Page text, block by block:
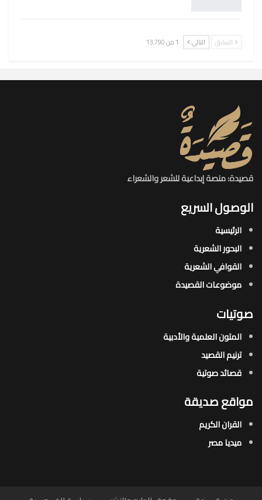
السابق التالي 1 من 13٬790
قصيدة: منصة إبداعية للشعر والشعراء
الوصول السريع
الرئيسية
البحور الشعرية​
القوافي الشعرية​
موضوعات القصيدة​
صوتيات
المتون العلمية والأدبية
ترنيم القصيد
قصائد صوتية
مواقع صديقة
القران الكريم
ميديا مصر